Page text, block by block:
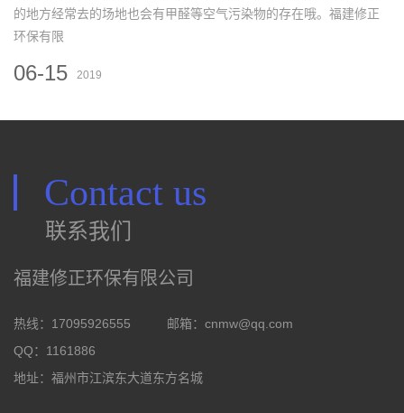
的地方经常去的场地也会有甲醛等空气污染物的存在哦。福建修正
环保有限
06-15 2019
Contact us
联系我们
福建修正环保有限公司
热线：17095926555 邮箱： cnmw@qq.com
QQ：1161886
地址：福州市江滨东大道东方名城